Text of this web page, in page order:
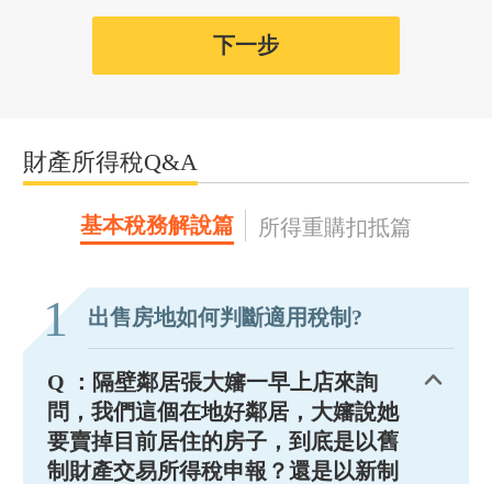
下一步
財產所得稅Q&A
基本稅務解說篇 所得重購扣抵篇
1 出售房地如何判斷適用稅制?
Q ：隔壁鄰居張大嬸一早上店來詢
問，我們這個在地好鄰居，大嬸說她
要賣掉目前居住的房子，到底是以舊
制財產交易所得稅申報？還是以新制